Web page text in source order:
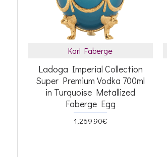
Karl Faberge
Ladoga Imperial Collection
Super Premium Vodka 700ml
in Turquoise Metallized
Faberge Egg
1,269.90€